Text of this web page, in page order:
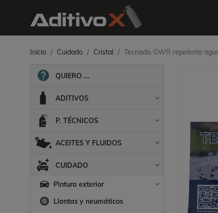
Inicio Cuidado Cristal Tecnadis GWR repelente
QUIERO ...
ADITIVOS 
P. TÉCNICOS 
ACEITES Y FLUIDOS 
CUIDADO 
Pintura exterior 
Llantas y neumáticos